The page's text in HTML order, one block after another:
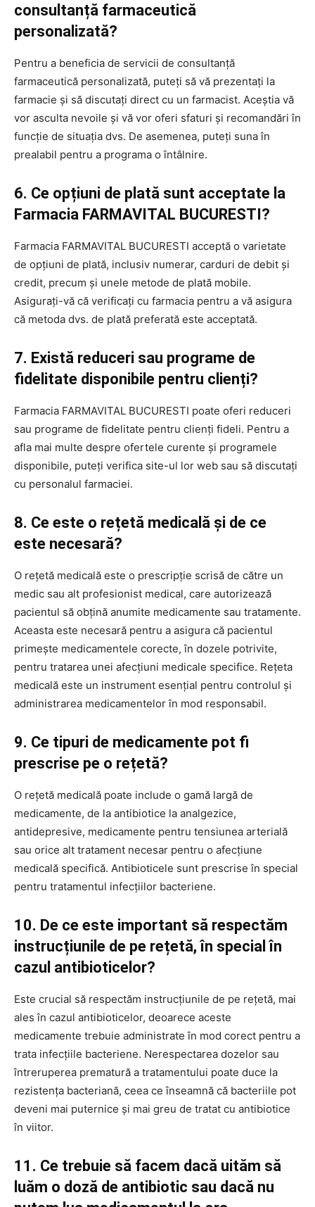
consultanță farmaceutică
personalizată?
Pentru a beneficia de servicii de consultanță
farmaceutică personalizată, puteți să vă prezentați la
farmacie și să discutați direct cu un farmacist. Aceștia vă
vor asculta nevoile și vă vor oferi sfaturi și recomandări în
funcție de situația dvs. De asemenea, puteți suna în
prealabil pentru a programa o întâlnire.
6. Ce opțiuni de plată sunt acceptate la
Farmacia FARMAVITAL BUCURESTI?
Farmacia FARMAVITAL BUCURESTI acceptă o varietate
de opțiuni de plată, inclusiv numerar, carduri de debit și
credit, precum și unele metode de plată mobile.
Asigurați-vă că verificați cu farmacia pentru a vă asigura
că metoda dvs. de plată preferată este acceptată.
7. Există reduceri sau programe de
fidelitate disponibile pentru clienți?
Farmacia FARMAVITAL BUCURESTI poate oferi reduceri
sau programe de fidelitate pentru clienți fideli. Pentru a
afla mai multe despre ofertele curente și programele
disponibile, puteți verifica site-ul lor web sau să discutați
cu personalul farmaciei.
8. Ce este o rețetă medicală și de ce
este necesară?
O rețetă medicală este o prescripție scrisă de către un
medic sau alt profesionist medical, care autorizează
pacientul să obțină anumite medicamente sau tratamente.
Aceasta este necesară pentru a asigura că pacientul
primește medicamentele corecte, în dozele potrivite,
pentru tratarea unei afecțiuni medicale specifice. Rețeta
medicală este un instrument esențial pentru controlul și
administrarea medicamentelor în mod responsabil.
9. Ce tipuri de medicamente pot fi
prescrise pe o rețetă?
O rețetă medicală poate include o gamă largă de
medicamente, de la antibiotice la analgezice,
antidepresive, medicamente pentru tensiunea arterială
sau orice alt tratament necesar pentru o afecțiune
medicală specifică. Antibioticele sunt prescrise în special
pentru tratamentul infecțiilor bacteriene.
10. De ce este important să respectăm
instrucțiunile de pe rețetă, în special în
cazul antibioticelor?
Este crucial să respectăm instrucțiunile de pe rețetă, mai
ales în cazul antibioticelor, deoarece aceste
medicamente trebuie administrate în mod corect pentru a
trata infecțiile bacteriene. Nerespectarea dozelor sau
întreruperea prematură a tratamentului poate duce la
rezistența bacteriană, ceea ce înseamnă că bacteriile pot
deveni mai puternice și mai greu de tratat cu antibiotice
în viitor.
11. Ce trebuie să facem dacă uităm să
luăm o doză de antibiotic sau dacă nu